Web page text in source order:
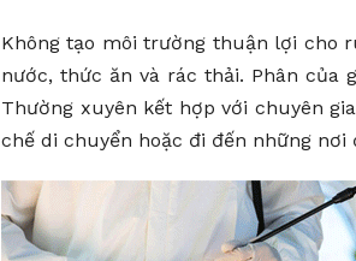
Không tạo môi trường thuận lợi cho
nước, thức ăn và rác thải. Phân của
Thường xuyên kết hợp với chuyên gia
chế di chuyển hoặc đi đến những nơi